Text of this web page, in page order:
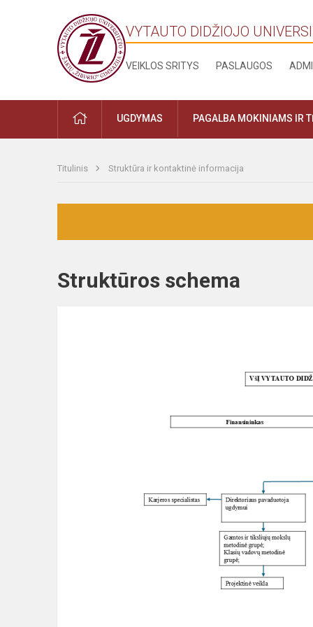
VYTAUTO DIDŽIOJO
VEIKLOS SRITYS PASLAUGOS
UGDYMAS PAGALBA MOKINIAMS IR
Titulinis Struktūra ir kontaktinė informacija
Struktūros schema